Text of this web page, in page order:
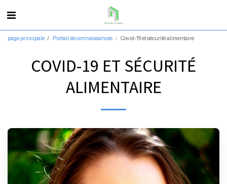
page principale Portail de connaissances Covid-19 et sécurité alimentaire
COVID-19 ET SÉCURITÉ
ALIMENTAIRE